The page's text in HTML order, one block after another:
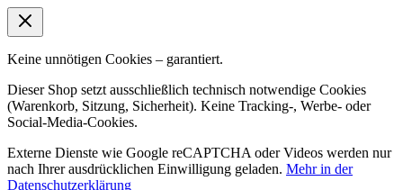
Keine unnötigen Cookies – garantiert.
Dieser Shop setzt ausschließlich technisch notwendige Cookies
(Warenkorb, Sitzung, Sicherheit). Keine Tracking-, Werbe- oder
Social-Media-Cookies.
Externe Dienste wie Google reCAPTCHA oder Videos werden nur
nach Ihrer ausdrücklichen Einwilligung geladen. Mehr in der
Datenschutzerklärung